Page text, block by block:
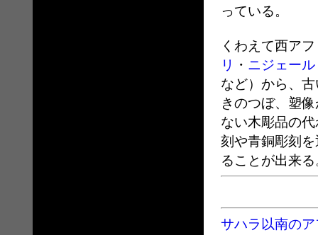
っている。
くわえて西ア
リ
・ ニジェール
など）から、
きのつぼ、塑
ない木彫品の
刻や青銅彫刻
ることが出来る
サハラ以南の